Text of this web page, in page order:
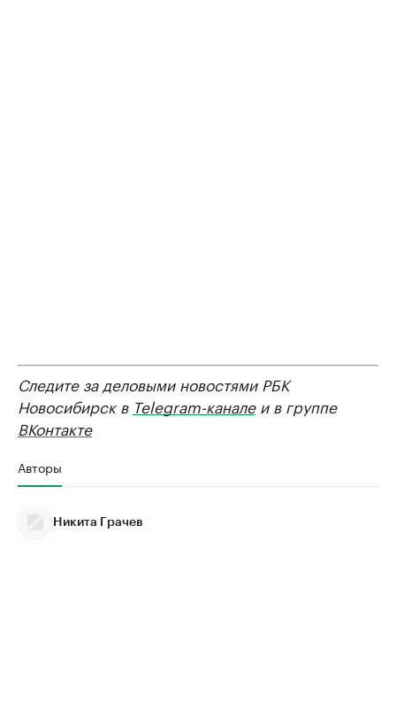
Следите за деловыми новостями РБК
Новосибирск в Telegram-каналеи в группе
ВКонтакте
Авторы
Никита Грачев